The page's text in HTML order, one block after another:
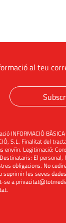
al teu
INFORMACIÓ BÀSICA
S.L. Finalitat del
enviïn. Legitimació:
El personal,
obligacions. No
suprimir les seves
se a
.